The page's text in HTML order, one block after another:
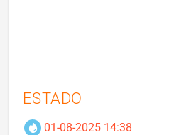
ESTADO
01-08-2025 14:38